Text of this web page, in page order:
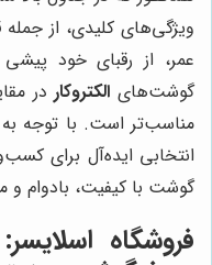
ویژگی‌های کلیدی، از
عمر، از رقبای خود
گوشت‌های الکتروکاردر
مناسب‌تر است. با توجه
انتخابی ایده‌آل برای
گوشت با کیفیت، بادوام
فروشگاه